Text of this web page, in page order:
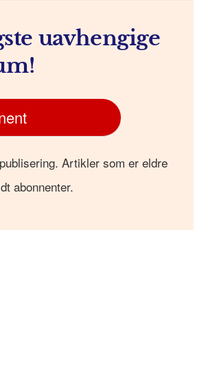
uavhengige
Artikler som er eldre
abonnenter.